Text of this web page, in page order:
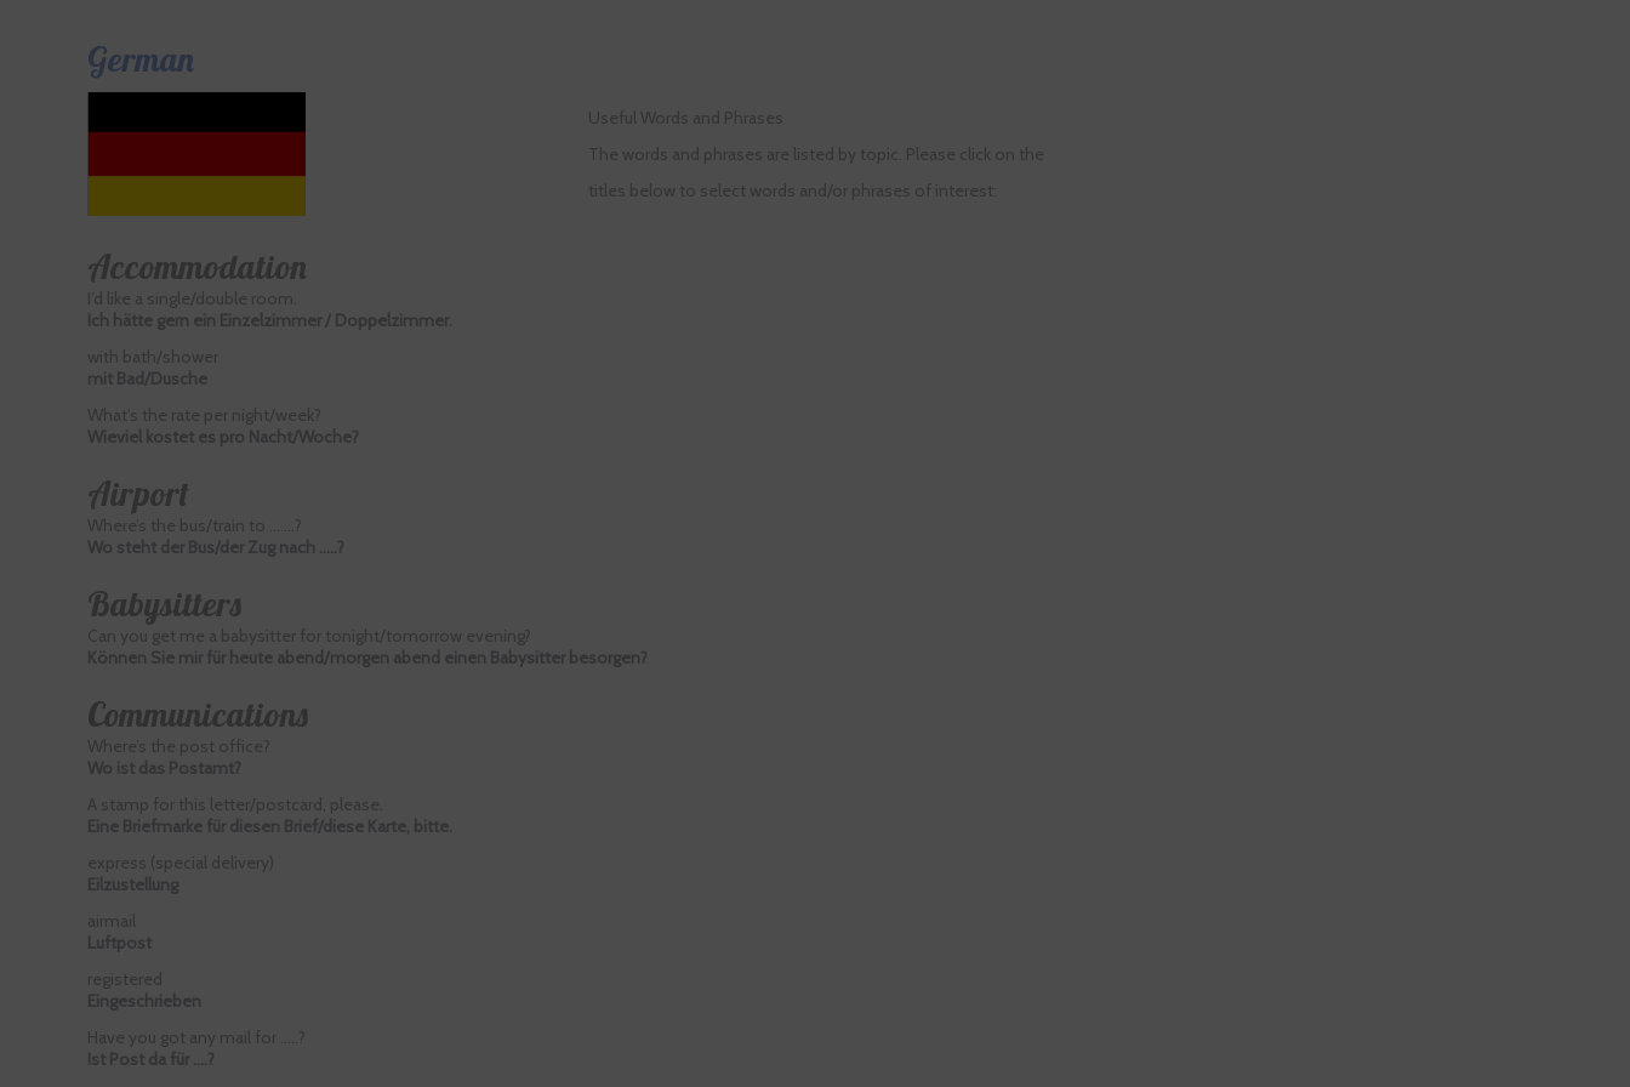
German
Useful Words and Phrases
The words and phrases are listed by topic. Please click on the
titles below to select words and/or phrases of interest:
Accommodation
I’d like a single/double room.
Ich hätte gern ein Einzelzimmer / Doppelzimmer.
with bath/shower
mit Bad/Dusche
What’s the rate per night/week?
Wieviel kostet es pro Nacht/Woche?
Airport
Where’s the bus/train to …….?
Wo steht der Bus/der Zug nach …..?
Babysitters
Can you get me a babysitter for tonight/tomorrow evening?
Können Sie mir für heute abend/morgen abend einen Babysitter besorgen?
Communications
Where’s the post office?
Wo ist das Postamt?
A stamp for this letter/postcard, please.
Eine Briefmarke für diesen Brief/diese Karte, bitte.
express (special delivery)
Eilzustellung
airmail
Luftpost
registered
Eingeschrieben
Have you got any mail for …..?
Ist Post da für ….?